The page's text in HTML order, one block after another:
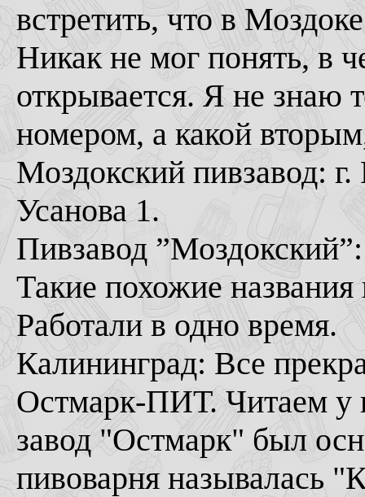
встретить, что в
Никак не мог понять, в
открывается. Я не знаю
номером, а какой
Моздокский пивзавод:
Усанова 1.
Пивзавод
Такие похожие
Работали в одно время.
Калининград: Все
Остмарк-ПИТ. Читаем у
завод "Остмарк" был
пивоварня называлась